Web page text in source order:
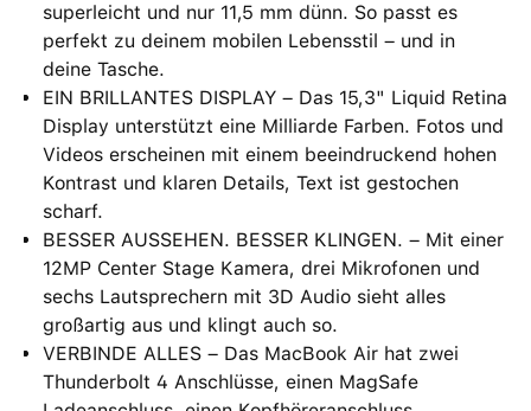
superleicht und nur 11,5 mm dünn. So passt es
perfekt zu deinem mobilen Lebensstil – und in
deine Tasche.
EIN BRILLANTES DISPLAY – Das 15,3" Liquid Retina
Display unterstützt eine Milliarde Farben. Fotos und
Videos erscheinen mit einem beein­druckend hohen
Kontrast und klaren Details, Text ist gestochen
scharf.
BESSER AUSSEHEN. BESSER KLINGEN. – Mit einer
12MP Center Stage Kamera, drei Mikrofonen und
sechs Lautsprechern mit 3D Audio sieht alles
großartig aus und klingt auch so.
VERBINDE ALLES – Das MacBook Air hat zwei
Thunderbolt 4 Anschlüsse, einen MagSafe